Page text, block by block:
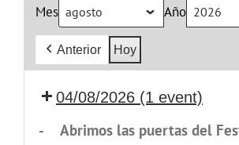
Mes Año
Anterior Hoy
04/08/2026 (1 event)
- Abrimos las puertas del